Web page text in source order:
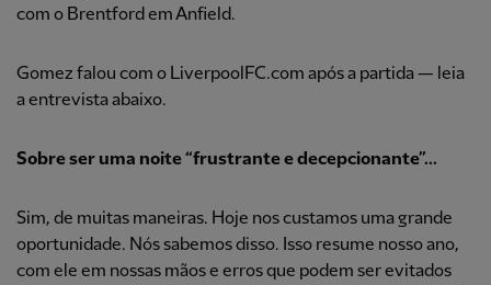
com o Brentford em Anfield.
Gomez falou com o LiverpoolFC.com após a partida — leia
a entrevista abaixo.
Sobre ser uma noite “frustrante e decepcionante”...
Sim, de muitas maneiras. Hoje nos custamos uma grande
oportunidade. Nós sabemos disso. Isso resume nosso ano,
com ele em nossas mãos e erros que podem ser evitados